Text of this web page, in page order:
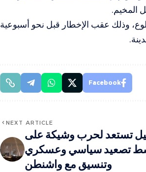
المخيم.
وذلك عقب الإخطار قبل نحو أسبوعية
Facebook
NEXT ARTICLE
تستعد لحرب وشيكة على
تصعيد سياسي وعسكري
وتنسيق مع واشنطن